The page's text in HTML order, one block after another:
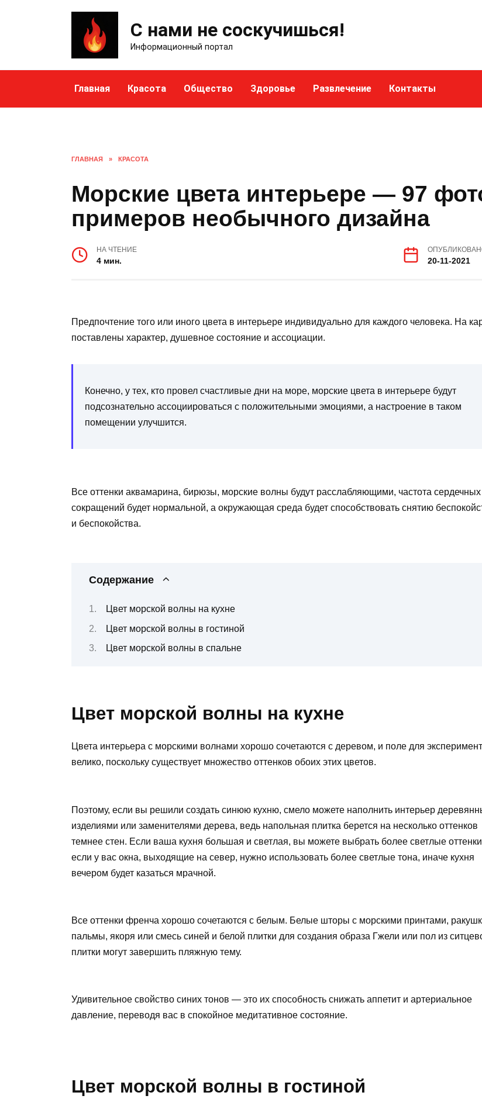
С нами не соскучишься!
Информационный портал
Главная Красота Общество Здоровье Развлечение Контакты
ГЛАВНАЯ » КРАСОТА
Морские цвета интерьере — 97
примеров необычного дизайна
НА ЧТЕНИЕ
4 мин. 20-11-2021
Предпочтение того или иного цвета в интерьере индивидуально для каждого человека. На
поставлены характер, душевное состояние и ассоциации.
Конечно, у тех, кто провел счастливые дни на море, морские цвета в интерьере будут
подсознательно ассоциироваться с положительными эмоциями, а настроение в таком
помещении улучшится.
Все оттенки аквамарина, бирюзы, морские волны будут расслабляющими, частота сердечных
сокращений будет нормальной, а окружающая среда будет способствовать снятию
и беспокойства.
Содержание
Цвет морской волны на кухне
Цвет морской волны в гостиной
Цвет морской волны в спальне
Цвет морской волны на кухне
Цвета интерьера с морскими волнами хорошо сочетаются с деревом, и поле для
велико, поскольку существует множество оттенков обоих этих цветов.
Поэтому, если вы решили создать синюю кухню, смело можете наполнить интерьер
изделиями или заменителями дерева, ведь напольная плитка берется на несколько оттенков
темнее стен. Если ваша кухня большая и светлая, вы можете выбрать более светлые
если у вас окна, выходящие на север, нужно использовать более светлые тона, иначе кухня
вечером будет казаться мрачной.
Все оттенки френча хорошо сочетаются с белым. Белые шторы с морскими принтами,
пальмы, якоря или смесь синей и белой плитки для создания образа Гжели или пол из
плитки могут завершить пляжную тему.
Удивительное свойство синих тонов — это их способность снижать аппетит и артериальное
давление, переводя вас в спокойное медитативное состояние.
Цвет морской волны в гостиной